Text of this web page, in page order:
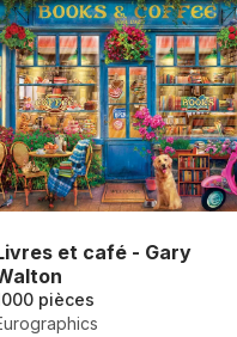
et café - Gary
pièces